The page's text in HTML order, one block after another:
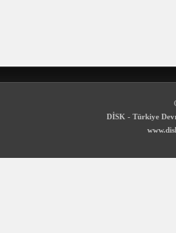
DİSK - Türkiye